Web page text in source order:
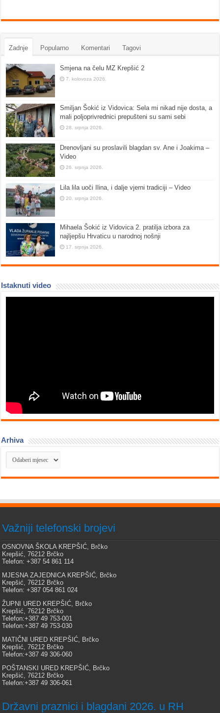
Zadnje Popularno Komentari Tagovi
Smjena na čelu MZ Krepšić 2
7. kolovoza 2026.
Smiljan Šokić iz Vidovica: Sela mi nikad nije dosta, a
mali poljoprivrednici prepušteni su sami sebi
28. srpnja 2026.
Drenovljani su proslavili blagdan sv. Ane i Joakima –
Video
26. srpnja 2026.
Lila lila uoči Ilina, i dalje vjerni tradiciji – Video
20. srpnja 2026.
Mihaela Šokić iz Vidovica 2. pratilja izbora za
najljepšu Hrvaticu u narodnoj nošnji
17. srpnja 2026.
Istaknuti video
Arhiva
Arhiva
Važniji telefonski brojevi
OSNOVNA ŠKOLA KREPŠIĆ, Brčko
Krepšić, 76212 Brčko
Telefon: +387 54 861 114
MJESNA ZAJEDNICA KREPŠIĆ, Brčko
Krepšić, 76212 Brčko
Telefon: +387 054 861 024
ŽUPNI URED KREPŠIĆ, Brčko
Krepšić, 76212 Brčko
Telefon:+387 49 753-001
Telefon:+387 49 753-030
MATIČNI URED KREPŠIĆ, Brčko
Krepšić, 76212 Brčko
Telefon:+387 49 306-060
POŠTANSKI URED KREPŠIĆ, Brčko
Krepšić, 76212 Brčko
Telefon:+387 49 306-061
Državni praznici i blagdani 2026. u RH